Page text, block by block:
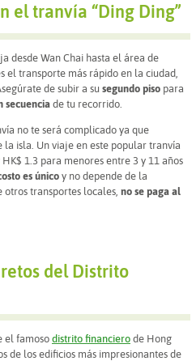
el tranvía “Ding Ding”
desde Wan Chai hasta el área de
el transporte más rápido en la ciudad,
de subir a su segundo piso para
secuencia de tu recorrido.
no te será complicado ya que
la isla. Un viaje en este popular tranvía
1.3 para menores entre 3 y 11 años
es único y no depende de la
transportes locales, no se paga al
del Distrito
el famosodistrito financiero de Hong
de los edificios más impresionantes de